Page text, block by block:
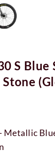
S Blue
Metallic